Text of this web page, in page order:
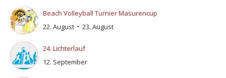
Beach Volleyball Turnier Masurencup
22. August - 23. August
24. Lichterlauf
12. September